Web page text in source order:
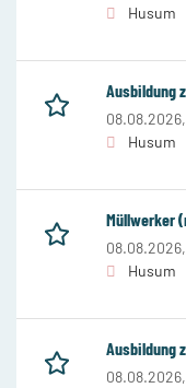
Husum
Ausbildung
08.08.2026,
Husum
Müllwerker
08.08.2026,
Husum
Ausbildung
08.08.2026,